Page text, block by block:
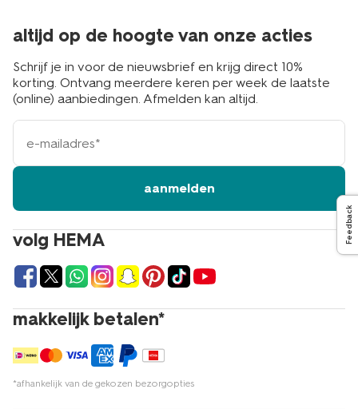
volg HEMA
makkelijk betalen*
*afhankelijk van de gekozen bezorgopties
altijd op de hoogte van onze acties
Schrijf je in voor de nieuwsbrief en krijg direct 10%
korting. Ontvang meerdere keren per week de laatste
(online) aanbiedingen. Afmelden kan altijd.
e-
mailadres
aanmelden
Feedback